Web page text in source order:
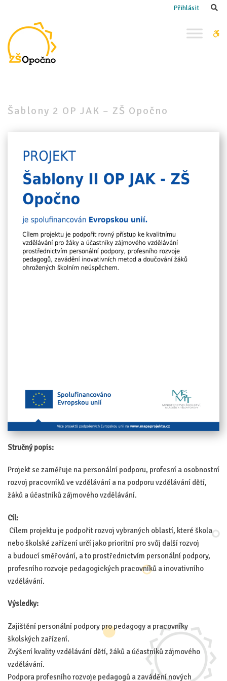
OP
JAK
Přihlásit
Šablony 2 OP JAK – ZŠ Opočno
Stručný popis:
Projekt se zaměřuje na personální podporu, profesní a osobnostní
rozvoj pracovníků ve vzdělávání a na podporu vzdělávání dětí,
žáků a účastníků zájmového vzdělávání.
Cíl:
Cílem projektu je podpořit rozvoj vybraných oblastí, které škola
nebo školské zařízení určí jako prioritní pro svůj další rozvoj
a budoucí směřování, a to prostřednictvím personální podpory,
profesního rozvoje pedagogických pracovníků a inovativního
vzdělávání.
Výsledky:
Zajištění personální podpory pro pedagogy a pracovníky
školských zařízení.
Zvýšení kvality vzdělávání dětí, žáků a účastníků zájmového
vzdělávání.
Podpora profesního rozvoje pedagogů a zavádění nových